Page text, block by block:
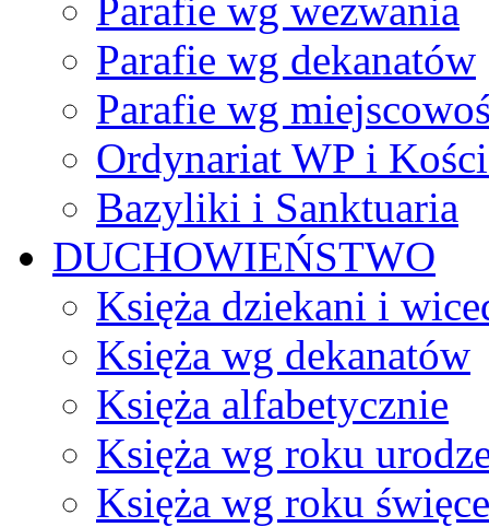
Parafie wg wezwania
Parafie wg dekanatów
Parafie wg
Ordynariat WP i
Bazyliki i Sanktuaria
DUCHOWIEŃSTWO
Księża dziekani i
Księża wg dekanatów
Księża alfabetycznie
Księża wg roku
Księża wg roku